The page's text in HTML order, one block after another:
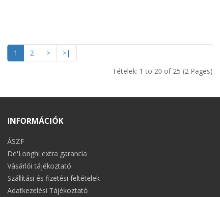
1 2 >
>|
Tételek: 1 to 20 of 25 (2 Pages)
INFORMÁCIÓK
ÁSZF
De'Longhi extra garancia
Vásárlói tájékoztató
Szállítási és fizetési feltételek
Adatkezelési Tájékoztató